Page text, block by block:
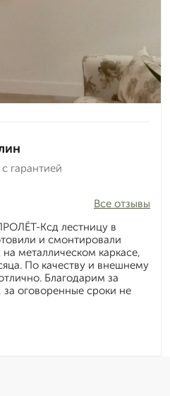
гарантией
Все отзывы
Ксд лестницу в
и смонтировали
металлическом каркасе,
По качеству и внешнему
Благодарим за
за оговоренные сроки не